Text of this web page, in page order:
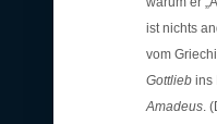
ist nichts
vom
Gottlieb ins
Amadeus.